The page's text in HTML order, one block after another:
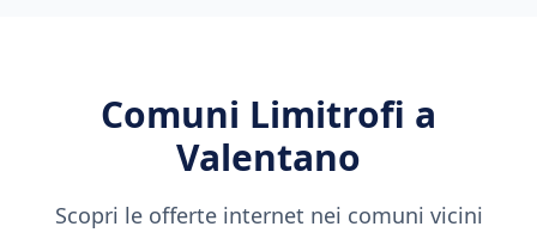
Comuni Limitrofi a
Valentano
Scopri le offerte internet nei comuni vicini